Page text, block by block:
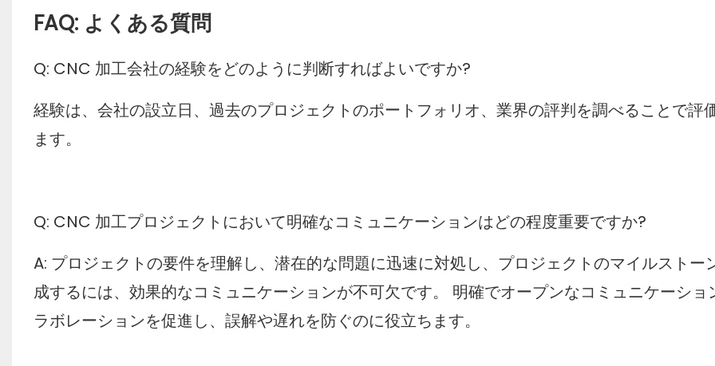
FAQ: よくある質問
Q: CNC 加工会社の経験をどのように判断すればよいですか?
経験は、会社の設立日、過去のプロジェクトのポートフォリオ、業界の評判を調べることで評
ます。
Q: CNC 加工プロジェクトにおいて明確なコミュニケーションはどの程度重要ですか?
A: プロジェクトの要件を理解し、潜在的な問題に迅速に対処し、プロジェクトのマイルストー
成するには、効果的なコミュニケーションが不可欠です。 明確でオープンなコミュニケーショ
ラボレーションを促進し、誤解や遅れを防ぐのに役立ちます。